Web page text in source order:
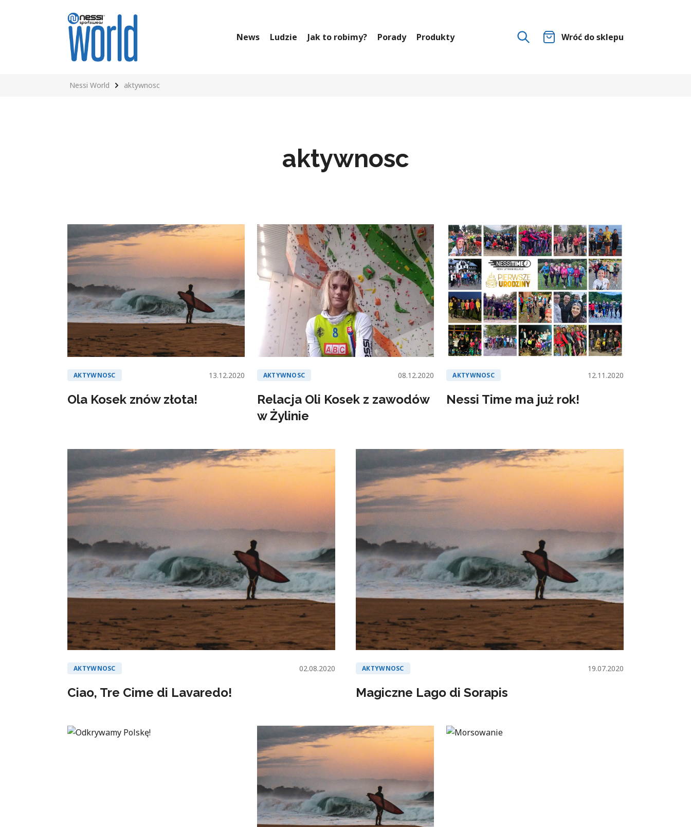
News Ludzie Jak to robimy? Porady Produkty Wróć do sklepu
Nessi World aktywnosc
aktywnosc
AKTYWNOSC 13.12.2020
Ola Kosek znów złota!
AKTYWNOSC 08.12.2020
Relacja Oli Kosek z zawodów
w Żylinie
AKTYWNOSC 12.11.2020
Nessi Time ma już rok!
AKTYWNOSC 02.08.2020
Ciao, Tre Cime di Lavaredo!
AKTYWNOSC 19.07.2020
Magiczne Lago di Sorapis